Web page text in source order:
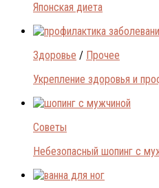
Японская диета
Здоровье / Прочее
Укрепление здоровья и
Советы
Небезопасный шопинг с